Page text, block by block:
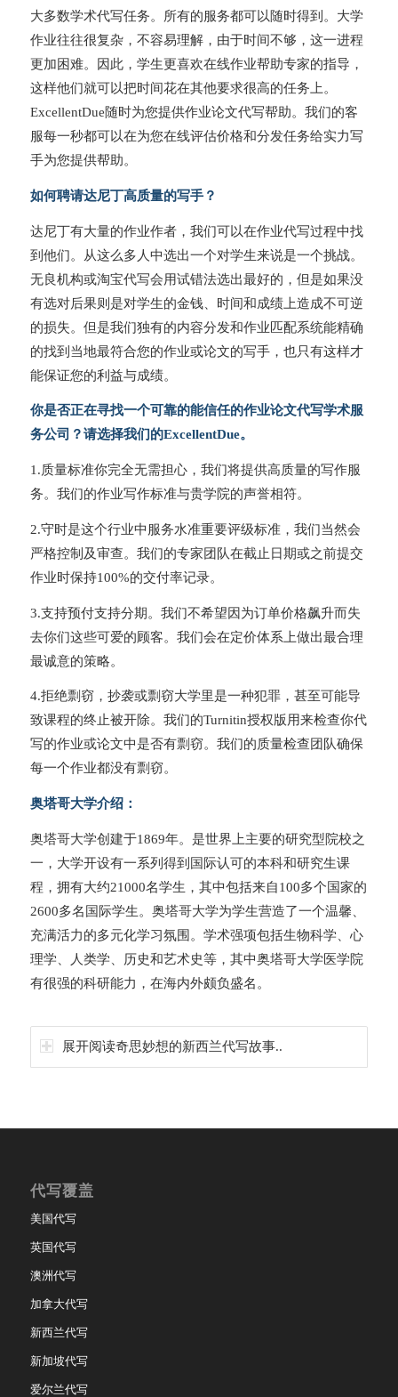
大多数学术代写任务。所有的服务都可以随时得到。大学
作业往往很复杂，不容易理解，由于时间不够，这一进程
更加困难。因此，学生更喜欢在线作业帮助专家的指导，
这样他们就可以把时间花在其他要求很高的任务上。
ExcellentDue随时为您提供作业论文代写帮助。我们的客
服每一秒都可以在为您在线评估价格和分发任务给实力写
手为您提供帮助。
如何聘请达尼丁高质量的写手？
达尼丁有大量的作业作者，我们可以在作业代写过程中找
到他们。从这么多人中选出一个对学生来说是一个挑战。
无良机构或淘宝代写会用试错法选出最好的，但是如果没
有选对后果则是对学生的金钱、时间和成绩上造成不可逆
的损失。但是我们独有的内容分发和作业匹配系统能精确
的找到当地最符合您的作业或论文的写手，也只有这样才
能保证您的利益与成绩。
你是否正在寻找一个可靠的能信任的作业论文代写学术服
务公司？请选择我们的ExcellentDue。
1.质量标准你完全无需担心，我们将提供高质量的写作服
务。我们的作业写作标准与贵学院的声誉相符。
2.守时是这个行业中服务水准重要评级标准，我们当然会
严格控制及审查。我们的专家团队在截止日期或之前提交
作业时保持100%的交付率记录。
3.支持预付支持分期。我们不希望因为订单价格飙升而失
去你们这些可爱的顾客。我们会在定价体系上做出最合理
最诚意的策略。
4.拒绝剽窃，抄袭或剽窃大学里是一种犯罪，甚至可能导
致课程的终止被开除。我们的Turnitin授权版用来检查你代
写的作业或论文中是否有剽窃。我们的质量检查团队确保
每一个作业都没有剽窃。
奥塔哥大学介绍：
奥塔哥大学创建于1869年。是世界上主要的研究型院校之
一，大学开设有一系列得到国际认可的本科和研究生课
程，拥有大约21000名学生，其中包括来自100多个国家的
2600多名国际学生。奥塔哥大学为学生营造了一个温馨、
充满活力的多元化学习氛围。学术强项包括生物科学、心
理学、人类学、历史和艺术史等，其中奥塔哥大学医学院
有很强的科研能力，在海内外颇负盛名。
展开阅读奇思妙想的新西兰代写故事..
代写覆盖
美国代写
英国代写
澳洲代写
加拿大代写
新西兰代写
新加坡代写
爱尔兰代写